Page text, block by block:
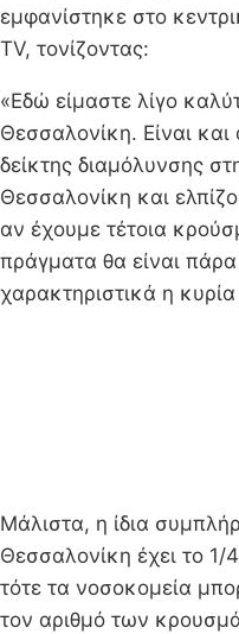
εμφανίστηκε στο
TV, τονίζοντας:
«Εδώ είμαστε λίγο
Θεσσαλονίκη. Είναι
δείκτης διαμόλυνσης
Θεσσαλονίκη και
αν έχουμε τέτοια
πράγματα θα είναι
χαρακτηριστικά η
Μάλιστα, η ίδια
Θεσσαλονίκη έχει το
τότε τα νοσοκομεία
τον αριθμό των